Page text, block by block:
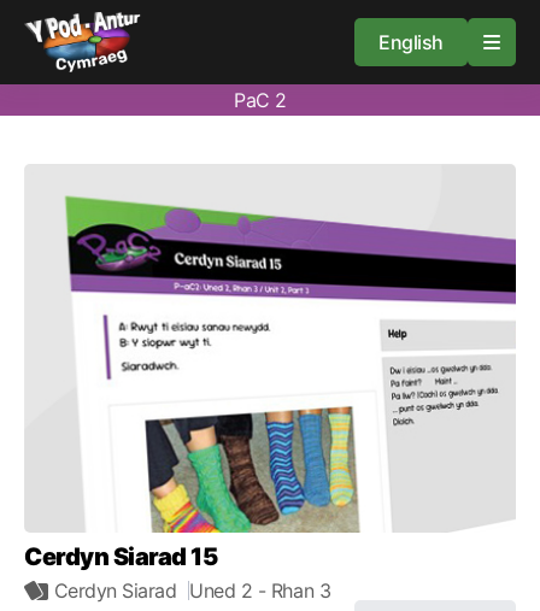
Amdan
English
PaC 2
Cerdyn Siarad 15
Cerdyn Siarad Uned 2 - Rhan 3